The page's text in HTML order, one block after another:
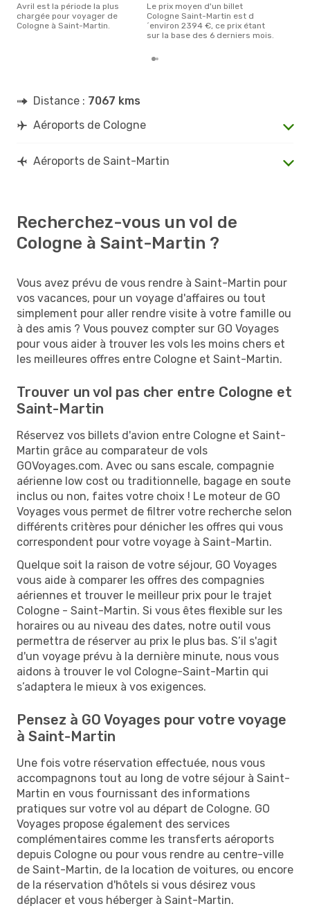
avril est la période la plus
chargée pour voyager de
Cologne à Saint-Martin.
Le prix moyen d'un billet
Cologne Saint-Martin est d
´environ 2394 €, ce prix étant
sur la base des 6 derniers mois.
Distance : 7067 kms
Aéroports de Cologne
Aéroports de Saint-Martin
Recherchez-vous un vol de
Cologne à Saint-Martin ?
Vous avez prévu de vous rendre à Saint-Martin pour
vos vacances, pour un voyage d'affaires ou tout
simplement pour aller rendre visite à votre famille ou
à des amis ? Vous pouvez compter sur GO Voyages
pour vous aider à trouver les vols les moins chers et
les meilleures offres entre Cologne et Saint-Martin.
Trouver un vol pas cher entre Cologne et
Saint-Martin
Réservez vos billets d'avion entre Cologne et Saint-
Martin grâce au comparateur de vols
GOVoyages.com. Avec ou sans escale, compagnie
aérienne low cost ou traditionnelle, bagage en soute
inclus ou non, faites votre choix ! Le moteur de GO
Voyages vous permet de filtrer votre recherche selon
différents critères pour dénicher les offres qui vous
correspondent pour votre voyage à Saint-Martin.
Quelque soit la raison de votre séjour, GO Voyages
vous aide à comparer les offres des compagnies
aériennes et trouver le meilleur prix pour le trajet
Cologne - Saint-Martin. Si vous êtes flexible sur les
horaires ou au niveau des dates, notre outil vous
permettra de réserver au prix le plus bas. S’il s'agit
d'un voyage prévu à la dernière minute, nous vous
aidons à trouver le vol Cologne-Saint-Martin qui
s’adaptera le mieux à vos exigences.
Pensez à GO Voyages pour votre voyage
à Saint-Martin
Une fois votre réservation effectuée, nous vous
accompagnons tout au long de votre séjour à Saint-
Martin en vous fournissant des informations
pratiques sur votre vol au départ de Cologne. GO
Voyages propose également des services
complémentaires comme les transferts aéroports
depuis Cologne ou pour vous rendre au centre-ville
de Saint-Martin, de la location de voitures, ou encore
de la réservation d'hôtels si vous désirez vous
déplacer et vous héberger à Saint-Martin.